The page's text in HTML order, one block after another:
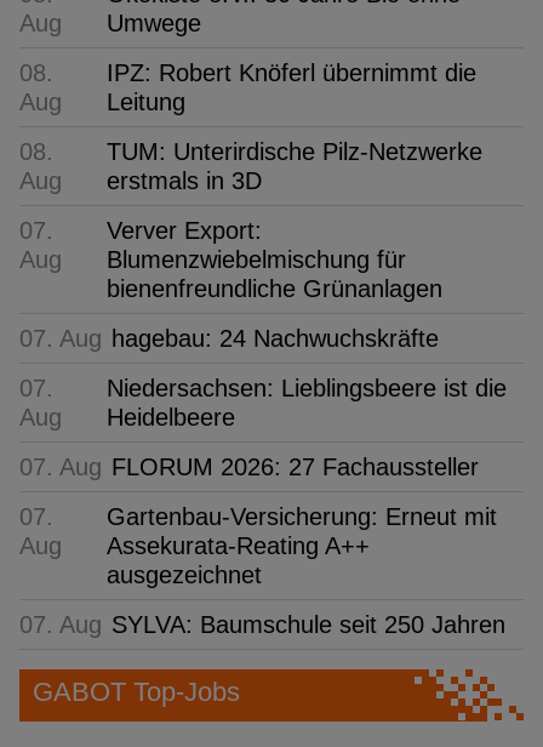
Aug
Umwege
08.
Aug
IPZ: Robert Knöferl übernimmt die
Leitung
08.
Aug
TUM: Unterirdische Pilz-Netzwerke
erstmals in 3D
07.
Aug
Verver Export:
Blumenzwiebelmischung für
bienenfreundliche Grünanlagen
07. Aug hagebau: 24 Nachwuchskräfte
07.
Aug
Niedersachsen: Lieblingsbeere ist die
Heidelbeere
07. Aug FLORUM 2026: 27 Fachaussteller
07.
Aug
Gartenbau-Versicherung: Erneut mit
Assekurata-Reating A++
ausgezeichnet
07. Aug SYLVA: Baumschule seit 250 Jahren
GABOT Top-Jobs